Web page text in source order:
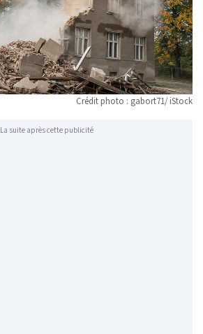
Crédit photo : gabort71/ iStock
La suite après cette publicité